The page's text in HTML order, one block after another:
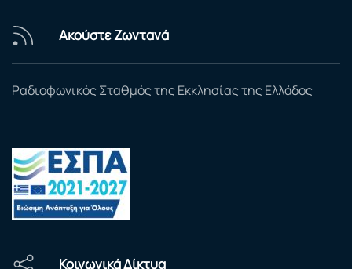
Ακούστε Ζωντανά
Ραδιοφωνικός Σταθμός της Εκκλησίας της Ελλάδος
Κοινωνικά Δίκτυα